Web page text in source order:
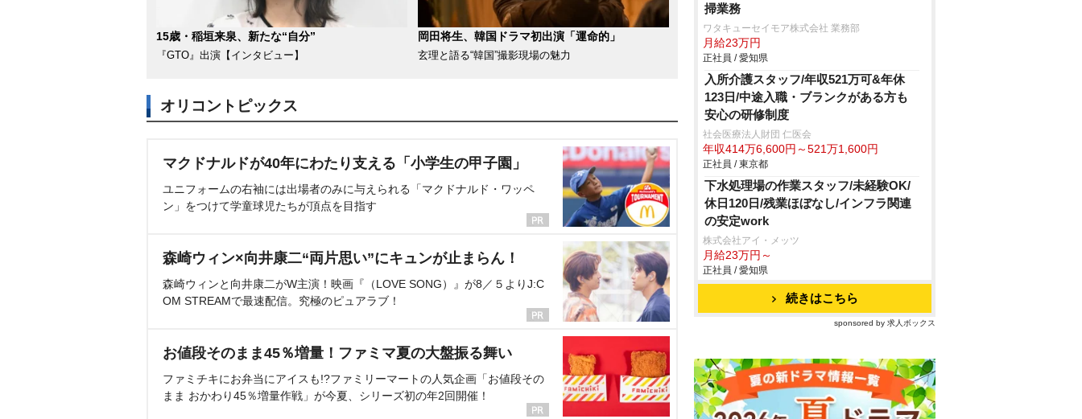
15歳・稲垣来泉、新たな“自分”
『GTO』出演【インタビュー】
岡田将生、韓国ドラマ初出演「運命的」
玄理と語る“韓国”撮影現場の魅力
オリコントピックス
マクドナルドが40年にわたり支える「小学生の甲子園」
ユニフォームの右袖には出場者のみに与えられる「マクドナルド・ワッペ
ン」をつけて学童球児たちが頂点を目指す
森崎ウィン×向井康二“両片思い”にキュンが止まらん！
森崎ウィンと向井康二がW主演！映画『（LOVE SONG）』が8／５よりJ:C
OM STREAMで最速配信。究極のピュアラブ！
お値段そのまま45％増量！ファミマ夏の大盤振る舞い
ファミチキにお弁当にアイスも!?ファミリーマートの人気企画「お値段その
まま おかわり45％増量作戦」が今夏、シリーズ初の年2回開催！
掃業務
ワタキューセイモア株式会社 業務部
月給23万円
正社員 / 愛知県
入所介護スタッフ/年収521万可&年休
123日/中途入職・ブランクがある方も
安心の研修制度
社会医療法人財団 仁医会
年収414万6,600円～521万1,600円
正社員 / 東京都
下水処理場の作業スタッフ/未経験OK/
休日120日/残業ほぼなし/インフラ関連
の安定work
株式会社アイ・メッツ
月給23万円～
正社員 / 愛知県
続きはこちら
sponsored by 求人ボックス